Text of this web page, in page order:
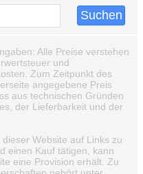
Alle Preise verstehen
und
Zum Zeitpunkt des
angegebene Preis
aus technischen Gründen
der Lieferbarkeit und der
Website auf Links zu
einen Kauf tätigen, kann
eine Provision erhält. Zu